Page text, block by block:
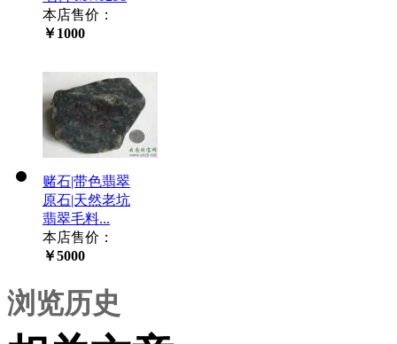
本店售价：
￥1000
赌石|带色翡翠
原石|天然老坑
翡翠毛料...
本店售价：
￥5000
浏览历史